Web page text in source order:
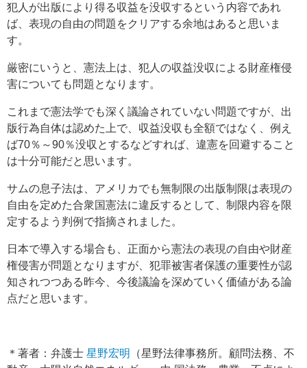
犯人が出版により得る収益を没収するという内容であれ
ば、表現の自由の問題をクリアする余地はあると思いま
す。
厳密にいうと、憲法上は、犯人の収益没収による財産権侵
害についても問題となります。
これまで憲法学でも深く議論されていない問題ですが、出
版行為自体は認めた上で、収益没収も全額ではなく、例え
ば70％～90％没収とするなどすれば、違憲を回避すること
は十分可能だと思います。
サムの息子法は、アメリカでも無制限の出版制限は表現の
自由を定めた合衆国憲法に違反するとして、制限内容を限
定するよう判例で指摘されました。
日本で導入する場合も、正面から憲法の表現の自由や財産
権侵害が問題となりますが、犯罪被害者保護の重要性が認
知されつつある昨今、今後議論を深めていく価値がある論
点だと思います。
＊著者：弁護士 星野宏明
（星野法律事務所。顧問法務、不